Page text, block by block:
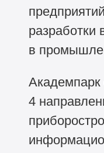
разработки
в
Академпарк
4